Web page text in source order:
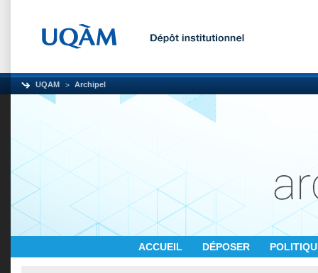
UQAM Archipel
ACCUEIL DÉPOSER